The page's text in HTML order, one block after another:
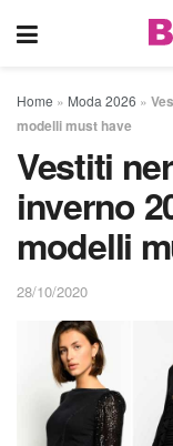
Home » Moda 2026 »
modelli must have
Vestiti
inverno
modelli
28/10/2020